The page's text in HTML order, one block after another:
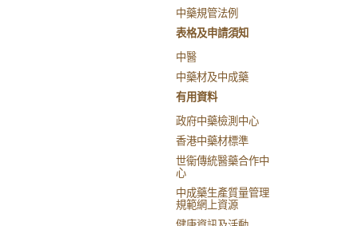
中藥規管法例
表格及申請須知
中醫
中藥材及中成藥
有用資料
政府中藥檢測中心
香港中藥材標準
世衞傳統醫藥合作中
心
中成藥生產質量管理
規範網上資源